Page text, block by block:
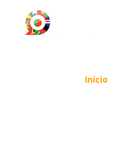
Início